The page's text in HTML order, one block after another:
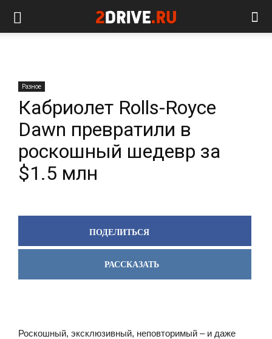
Разное
Кабриолет Rolls-Royce
Dawn превратили в
роскошный шедевр за
$1.5 млн
ПОДЕЛИТЬСЯ
РАССКАЗАТЬ
Роскошный, эксклюзивный, неповторимый – и даже